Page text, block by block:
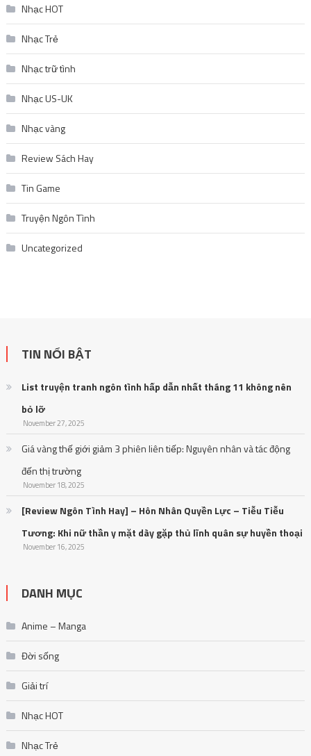
Nhạc HOT
Nhạc Trẻ
Nhạc trữ tình
Nhạc US-UK
Nhạc vàng
Review Sách Hay
Tin Game
Truyện Ngôn Tình
Uncategorized
TIN NỔI BẬT
List truyện tranh ngôn tình hấp dẫn nhất tháng 11 không nên
bỏ lỡ
November 27, 2025
Giá vàng thế giới giảm 3 phiên liên tiếp: Nguyên nhân và tác động
đến thị trường
November 18, 2025
[Review Ngôn Tình Hay] – Hôn Nhân Quyền Lực – Tiễu Tiễu
Tương: Khi nữ thần y mặt dày gặp thủ lĩnh quân sự huyền thoại
November 16, 2025
DANH MỤC
Anime – Manga
Đời sống
Giải trí
Nhạc HOT
Nhạc Trẻ